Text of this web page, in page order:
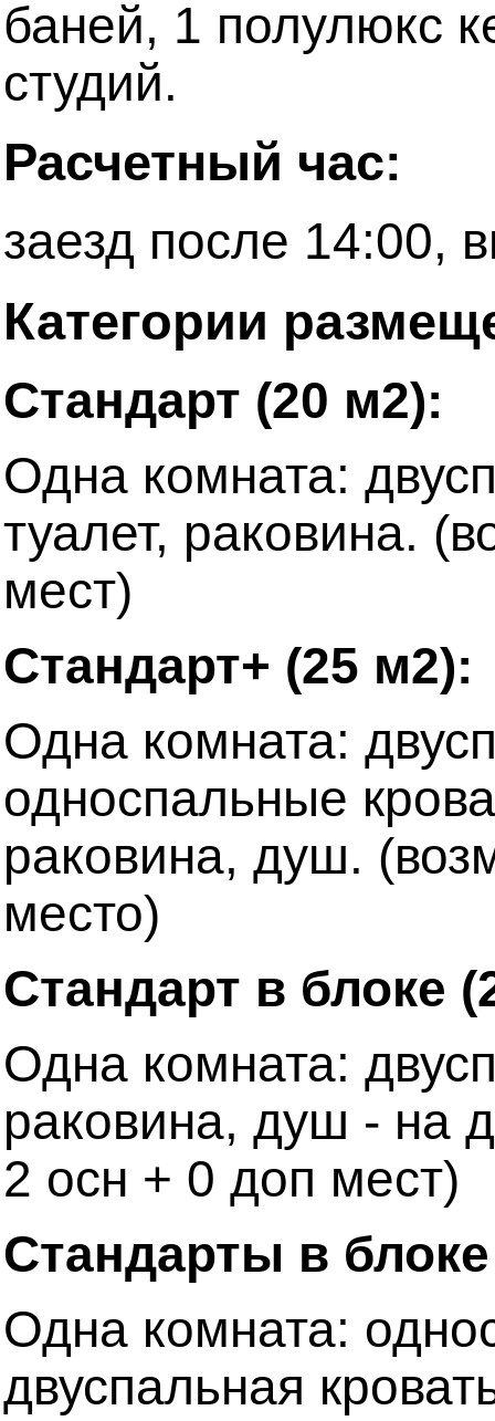
баней, 1 полулюкс
студий.
Расчетный час:
заезд после 14:00,
Категории
Стандарт (20 м2):
Одна комната:
туалет, раковина.
мест)
Стандарт+ (25 м2):
Одна комната:
односпальные
раковина, душ.
место)
Стандарт в блоке
Одна комната:
раковина, душ - на
2 осн + 0 доп мест)
Стандарты в
Одна комната:
двуспальная